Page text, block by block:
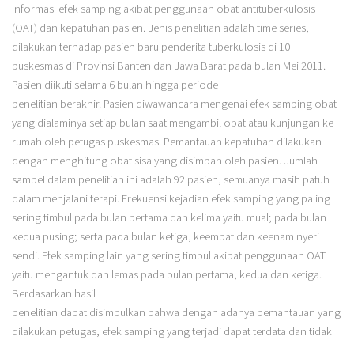
informasi efek samping akibat penggunaan obat antituberkulosis
(OAT) dan kepatuhan pasien. Jenis penelitian adalah time series,
dilakukan terhadap pasien baru penderita tuberkulosis di 10
puskesmas di Provinsi Banten dan Jawa Barat pada bulan Mei 2011.
Pasien diikuti selama 6 bulan hingga periode
penelitian berakhir. Pasien diwawancara mengenai efek samping obat
yang dialaminya setiap bulan saat mengambil obat atau kunjungan ke
rumah oleh petugas puskesmas. Pemantauan kepatuhan dilakukan
dengan menghitung obat sisa yang disimpan oleh pasien. Jumlah
sampel dalam penelitian ini adalah 92 pasien, semuanya masih patuh
dalam menjalani terapi. Frekuensi kejadian efek samping yang paling
sering timbul pada bulan pertama dan kelima yaitu mual; pada bulan
kedua pusing; serta pada bulan ketiga, keempat dan keenam nyeri
sendi. Efek samping lain yang sering timbul akibat penggunaan OAT
yaitu mengantuk dan lemas pada bulan pertama, kedua dan ketiga.
Berdasarkan hasil
penelitian dapat disimpulkan bahwa dengan adanya pemantauan yang
dilakukan petugas, efek samping yang terjadi dapat terdata dan tidak